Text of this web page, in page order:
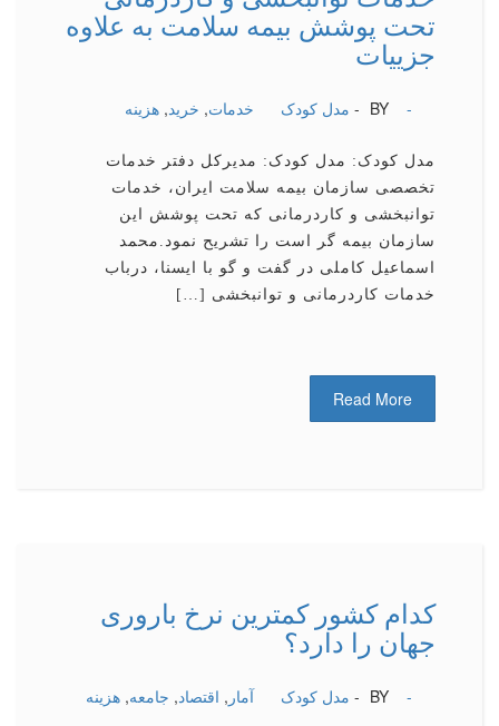
تحت پوشش بیمه سلامت به علاوه
جزییات
BY - مدل کودک خدمات, خرید, هزینه -
مدل کودک: مدل کودک: مدیرکل دفتر خدمات
تخصصی سازمان بیمه سلامت ایران، خدمات
توانبخشی و کاردرمانی که تحت پوشش این
سازمان بیمه گر است را تشریح نمود.محمد
اسماعیل کاملی در گفت و گو با ایسنا، درباب
خدمات کاردرمانی و توانبخشی […]
Read More
کدام کشور کمترین نرخ باروری
جهان را دارد؟
BY - مدل کودک آمار , اقتصاد, جامعه, هزینه -